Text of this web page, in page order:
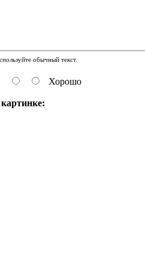
обычный текст.
Хорошо